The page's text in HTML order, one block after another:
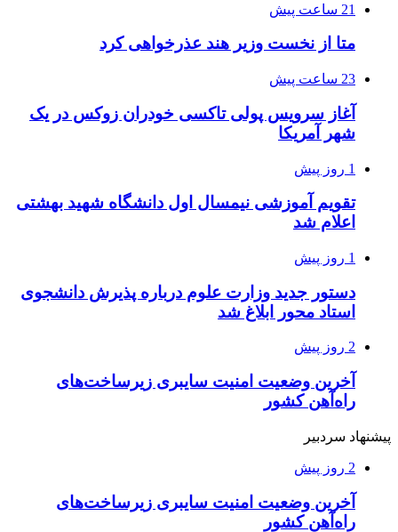
21 ساعت پیش
متا از نخست وزیر هند عذرخواهی کرد
23 ساعت پیش
آغاز سرویس پولی تاکسی خودران زوکس در یک
شهر آمریکا
1 روز پیش
تقویم آموزشی نیمسال اول دانشگاه شهید بهشتی
اعلام شد
1 روز پیش
دستور جدید وزارت علوم درباره پذیرش دانشجوی
استاد محور ابلاغ شد
2 روز پیش
آخرین وضعیت امنیت سایبری زیرساخت‌های
راه‌آهن کشور
پیشنهاد سردبیر
2 روز پیش
آخرین وضعیت امنیت سایبری زیرساخت‌های
راه‌آهن کشور